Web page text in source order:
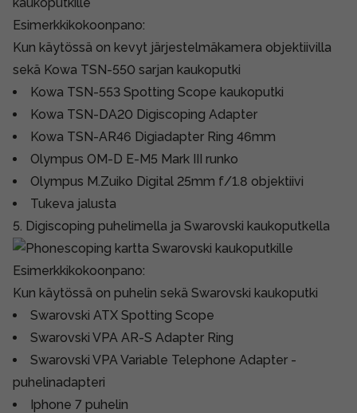
Esimerkkikokoonpano:
Kun käytössä on kevyt järjestelmäkamera objektiivilla
sekä Kowa TSN-550 sarjan kaukoputki
Kowa TSN-553 Spotting Scope kaukoputki
Kowa TSN-DA20 Digiscoping Adapter
Kowa TSN-AR46 Digiadapter Ring 46mm
Olympus OM-D E-M5 Mark III runko
Olympus M.Zuiko Digital 25mm f/1.8 objektiivi
Tukeva jalusta
5. Digiscoping puhelimella ja Swarovski kaukoputkella
Esimerkkikokoonpano:
Kun käytössä on puhelin sekä Swarovski kaukoputki
Swarovski ATX Spotting Scope
Swarovski VPA AR-S Adapter Ring
Swarovski VPA Variable Telephone Adapter -
puhelinadapteri
Iphone 7 puhelin